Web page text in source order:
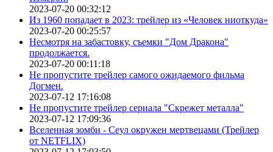
2023-07-20 00:32:12
Из 1960 попадает в 2023: трейлер из «Человек ниоткуда»
2023-07-20 00:25:57
Несмотря на забастовку, съемки "Дом Дракона"
продолжается.
2023-07-20 00:11:18
Не пропустите трейлер самого ожидаемого фильма
Догмен.
2023-07-12 17:16:08
Не пропустите трейлер сериала "Скрежет металла"
2023-07-12 17:09:36
Вселенная зомби - Сеул окружен мертвецами (Трейлер
от NETFLIX)